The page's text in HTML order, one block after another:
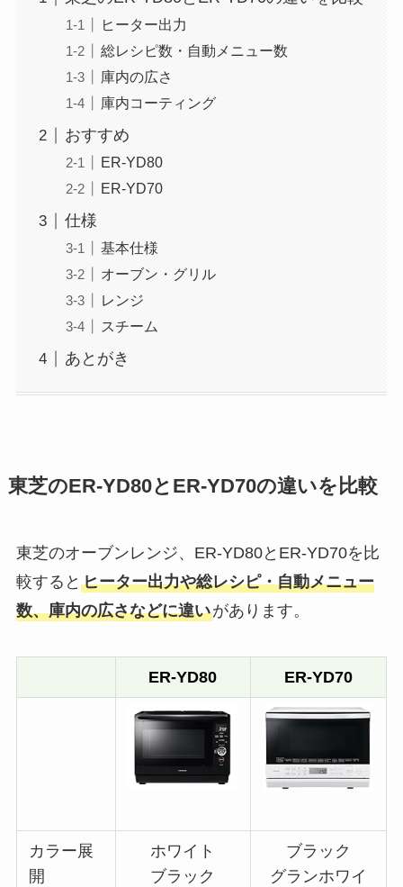
ヒーター出力
総レシピ数・自動メニュー数
庫内の広さ
庫内コーティング
おすすめ
ER-YD80
ER-YD70
仕様
基本仕様
オーブン・グリル
レンジ
スチーム
あとがき
東芝のER-YD80とER-YD70の違いを比較
東芝のオーブンレンジ、ER-YD80とER-YD70を比
較すると ヒーター出力や総レシピ・自動メニュー
数、庫内の広さなどに違いがあります。
ER-YD80 ER-YD70
カラー展
開
ホワイト
ブラック
ブラック
グランホワイ